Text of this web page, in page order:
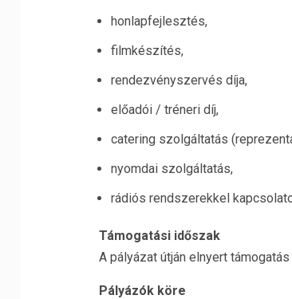
honlapfejlesztés,
filmkészítés,
rendezvényszervés díja,
előadói / tréneri díj,
catering szolgáltatás
nyomdai szolgáltatás,
rádiós rendszerekkel
Támogatási időszak
A pályázat útján elnyert
Pályázók köre